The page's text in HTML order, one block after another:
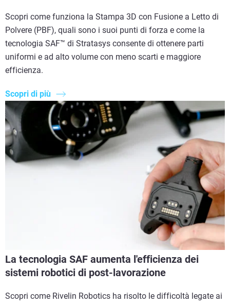
Scopri come funziona la Stampa 3D con Fusione a Letto di
Polvere (PBF), quali sono i suoi punti di forza e come la
tecnologia SAF™ di Stratasys consente di ottenere parti
uniformi e ad alto volume con meno scarti e maggiore
efficienza.
Scopri di più
La tecnologia SAF aumenta l'efficienza dei
sistemi robotici di post-lavorazione
Scopri come Rivelin Robotics ha risolto le difficoltà legate ai